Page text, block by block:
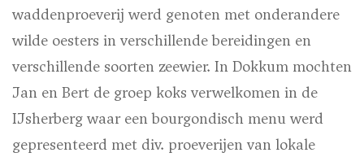
waddenproeverij werd genoten met onderandere
wilde oesters in verschillende bereidingen en
verschillende soorten zeewier. In Dokkum mochten
Jan en Bert de groep koks verwelkomen in de
IJsherberg waar een bourgondisch menu werd
gepresenteerd met div. proeverijen van lokale